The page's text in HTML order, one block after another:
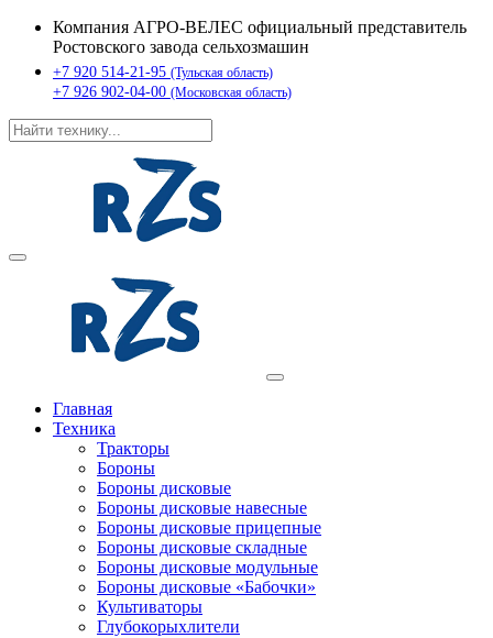
Компания АГРО-ВЕЛЕС официальный представитель
Ростовского завода сельхозмашин
+7 920 514-21-95 (Тульская область)
+7 926 902-04-00 (Московская область)
Главная
Техника
Тракторы
Бороны
Бороны дисковые
Бороны дисковые навесные
Бороны дисковые прицепные
Бороны дисковые складные
Бороны дисковые модульные
Бороны дисковые «Бабочки»
Культиваторы
Глубокорыхлители